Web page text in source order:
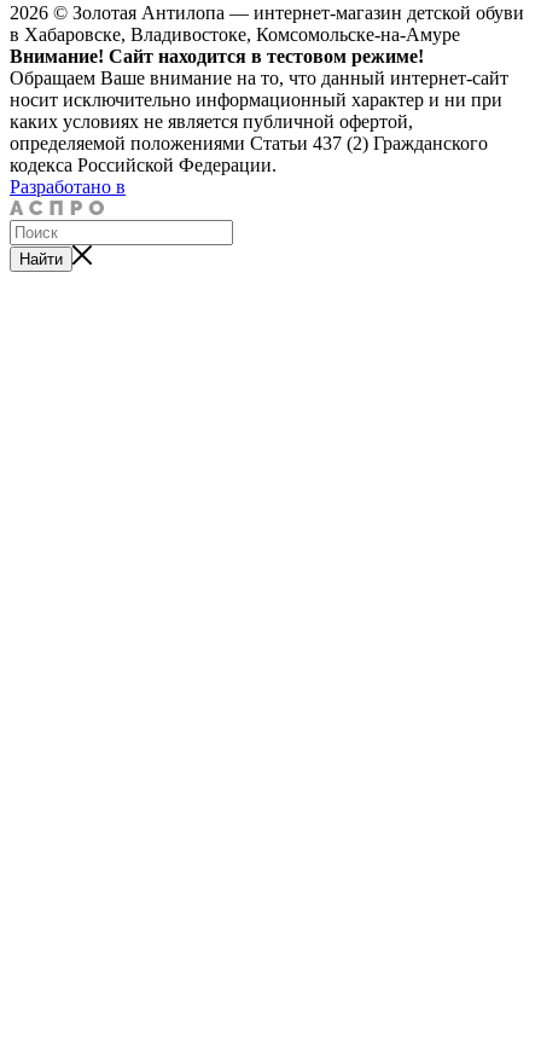
2026 © Золотая Антилопа — интернет-магазин детской обуви
в Хабаровске, Владивостоке, Комсомольске-на-Амуре
Внимание! Сайт находится в тестовом режиме!
Обращаем Ваше внимание на то, что данный интернет-сайт
носит исключительно информационный характер и ни при
каких условиях не является публичной офертой,
определяемой положениями Статьи 437 (2) Гражданского
кодекса Российской Федерации.
Разработано в
Найти